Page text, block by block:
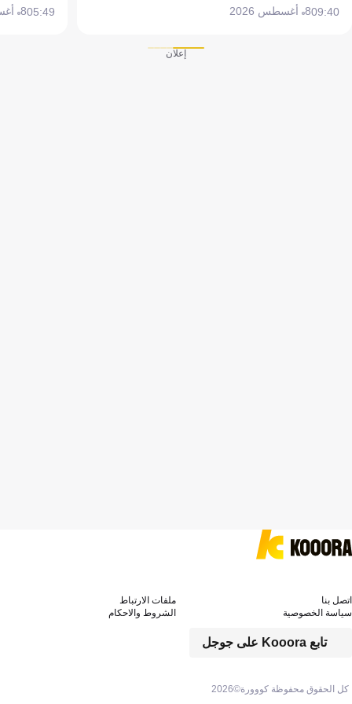
09:408 أغسطس 2026 05:498 أغسطس 2026
إعلان
كل الحقوق محفوظة كووورة©2026
تابع Kooora على جوجل
اتصل بنا
ملفات الارتباط
سياسة الخصوصية
الشروط والاحكام